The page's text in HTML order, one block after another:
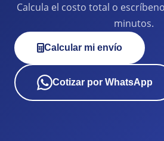
Calcula el costo total o
minutos.
Calcular mi envío
Cotizar por WhatsApp